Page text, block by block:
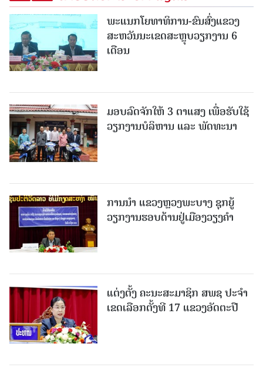
ພະແນກໂຍທາທິການ-ຂົນສົ່ງແຂວງ
ສະຫວັນນະເຂດສະຫຼຸບວຽກງານ 6
ເດືອນ
ມອບລົດຈັກໃຫ້ 3 ຕາແສງ ເພື່ອຮັບໃຊ້
ວຽກງານບໍລິຫານ ແລະ ພັດທະນາ
ການນຳ ແຂວງຫຼວງພະບາງ ຊຸກຍູ້
ວຽກງານຮອບດ້ານຢູ່ເມືອງວຽງຄໍາ
ແຕ່ງຕັ້ງ ຄະນະສະມາຊິກ ສພຊ ປະຈຳ
ເຂດເລືອກຕັ້ງທີ 17 ແຂວງອັດຕະປື